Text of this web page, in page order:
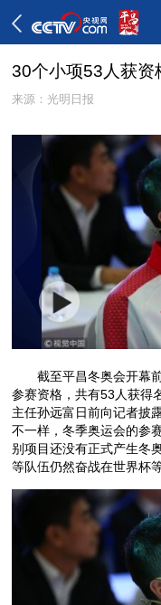
30个小项53人获资
来源：光明日报
截至平昌冬奥会开幕
参赛资格，共有53人获得
主任孙远富日前向记者披
不一样，冬季奥运会的参
别项目还没有正式产生冬
等队伍仍然奋战在世界杯